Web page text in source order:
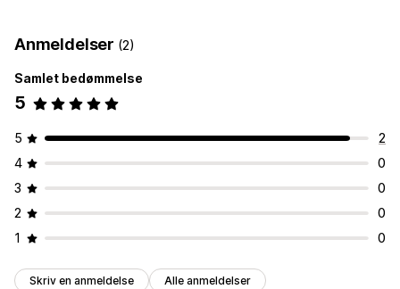
SEO-score
Anmeldelser (2)
Samlet bedømmelse
5
5
2
4
0
3
0
2
0
1
0
Skriv en anmeldelse Alle anmeldelser